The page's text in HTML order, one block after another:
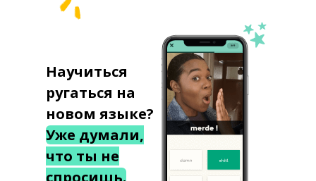
Научиться
ругаться на
новом языке?
Уже думали,
что ты не
спросишь.